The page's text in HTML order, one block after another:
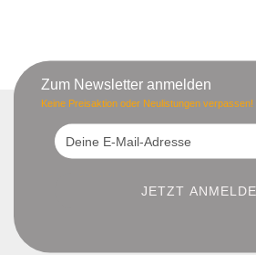
Zum Newsletter anmelden
Keine Preisaktion oder Neulistungen verpassen!